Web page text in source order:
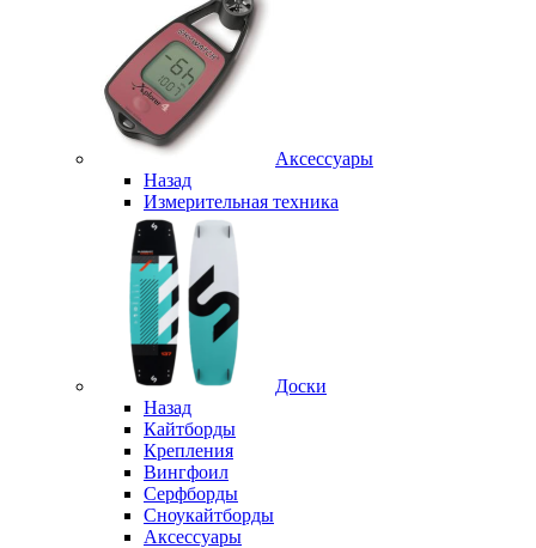
Аксессуары
Назад
Измерительная техника
Доски
Назад
Кайтборды
Крепления
Вингфоил
Серфборды
Сноукайтборды
Аксессуары